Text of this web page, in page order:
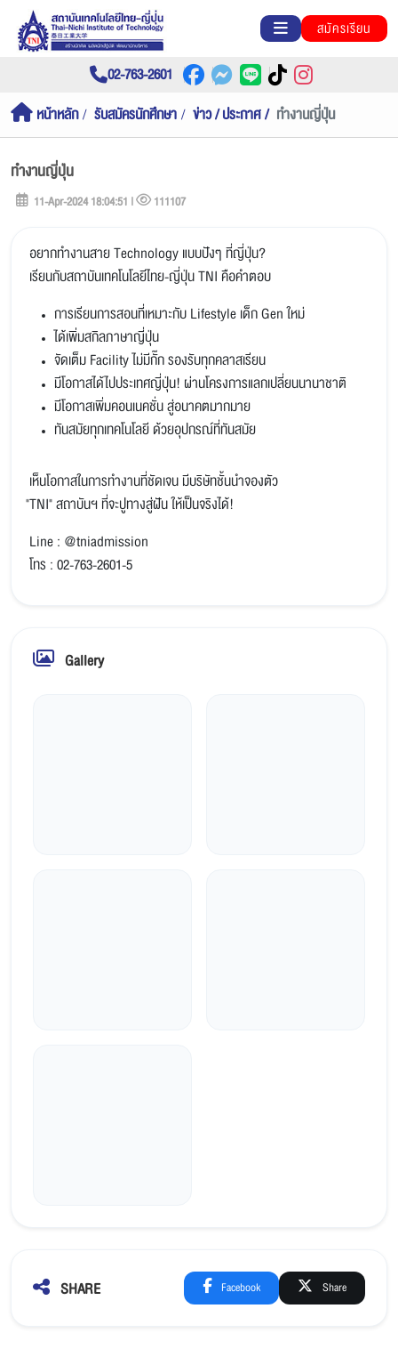
สมัครเรียน
02-763-2601
หน้าหลัก รับสมัครนักศึกษา ข่าว / ประกาศ ทำงานญี่ปุ่น
ทำงานญี่ปุ่น
11-Apr-2024 18:04:51 | 111107
อยากทำงานสาย Technology แบบปังๆ ที่ญี่ปุ่น?
เรียนกับสถาบันเทคโนโลยีไทย-ญี่ปุ่น TNI คือคำตอบ
การเรียนการสอนที่เหมาะกับ Lifestyle เด็ก Gen ใหม่
ได้เพิ่มสกิลภาษาญี่ปุ่น
จัดเต็ม Facility ไม่มีกั๊ก รองรับทุกคลาสเรียน
มีโอกาสได้ไปประเทศญี่ปุ่น! ผ่านโครงการแลกเปลี่ยนนานาชาติ
มีโอกาสเพิ่มคอนเนคชั่น สู่อนาคตมากมาย
ทันสมัยทุกเทคโนโลยี ด้วยอุปกรณ์ที่ทันสมัย
เห็นโอกาสในการทำงานที่ชัดเจน มีบริษัทชั้นนำจองตัว
"TNI" สถาบันฯ ที่จะปูทางสู่ฝัน ให้เป็นจริงได้!
Line : @tniadmission
โทร : 02-763-2601-5
Gallery
SHARE Facebook Share